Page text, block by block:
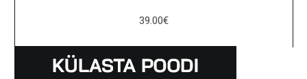
39.00€